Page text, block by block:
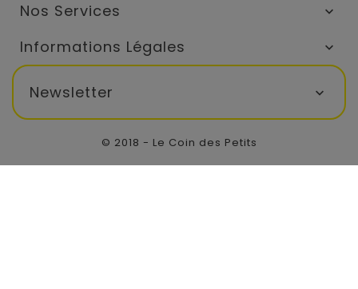
Nos Services 
Informations Légales 
Newsletter 
© 2018 - Le Coin des Petits